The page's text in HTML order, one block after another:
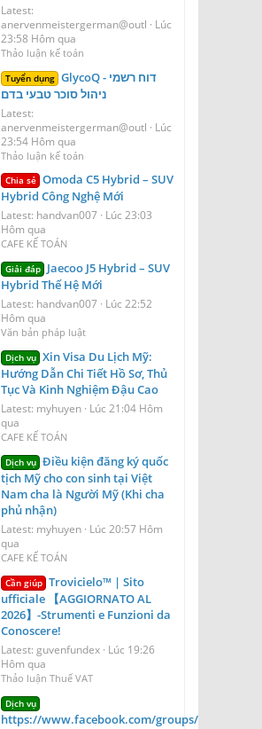
Latest:
anervenmeistergerman@outl
Lúc
23:58 Hôm qua
Thảo luận kế toán
Tuyển dụng GlycoQ דוח רשמי -
ניהול סוכר טבעי בדם
Latest:
anervenmeistergerman@outl
Lúc
23:54 Hôm qua
Thảo luận kế toán
Chia sẻ Omoda C5 Hybrid – SUV
Hybrid Công Nghệ Mới
Latest: handvan007 Lúc 23:03
Hôm qua
CAFE KẾ TOÁN
Giải đáp Jaecoo J5 Hybrid – SUV
Hybrid Thế Hệ Mới
Latest: handvan007 Lúc 22:52
Hôm qua
Văn bản pháp luật
Dịch vụ Xin Visa Du Lịch Mỹ:
Hướng Dẫn Chi Tiết Hồ Sơ, Thủ
Tục Và Kinh Nghiệm Đậu Cao
Latest: myhuyen Lúc 21:04 Hôm
qua
CAFE KẾ TOÁN
Dịch vụ Điều kiện đăng ký quốc
tịch Mỹ cho con sinh tại Việt
Nam cha là Người Mỹ (Khi cha
phủ nhận)
Latest: myhuyen Lúc 20:57 Hôm
qua
CAFE KẾ TOÁN
Cần giúp Trovicielo™ | Sito
ufficiale 【AGGIORNATO AL
2026】-Strumenti e Funzioni da
Conoscere!
Latest: guvenfundex Lúc 19:26
Hôm qua
Thảo luận Thuế VAT
Dịch vụ
https://www.facebook.com/groups/